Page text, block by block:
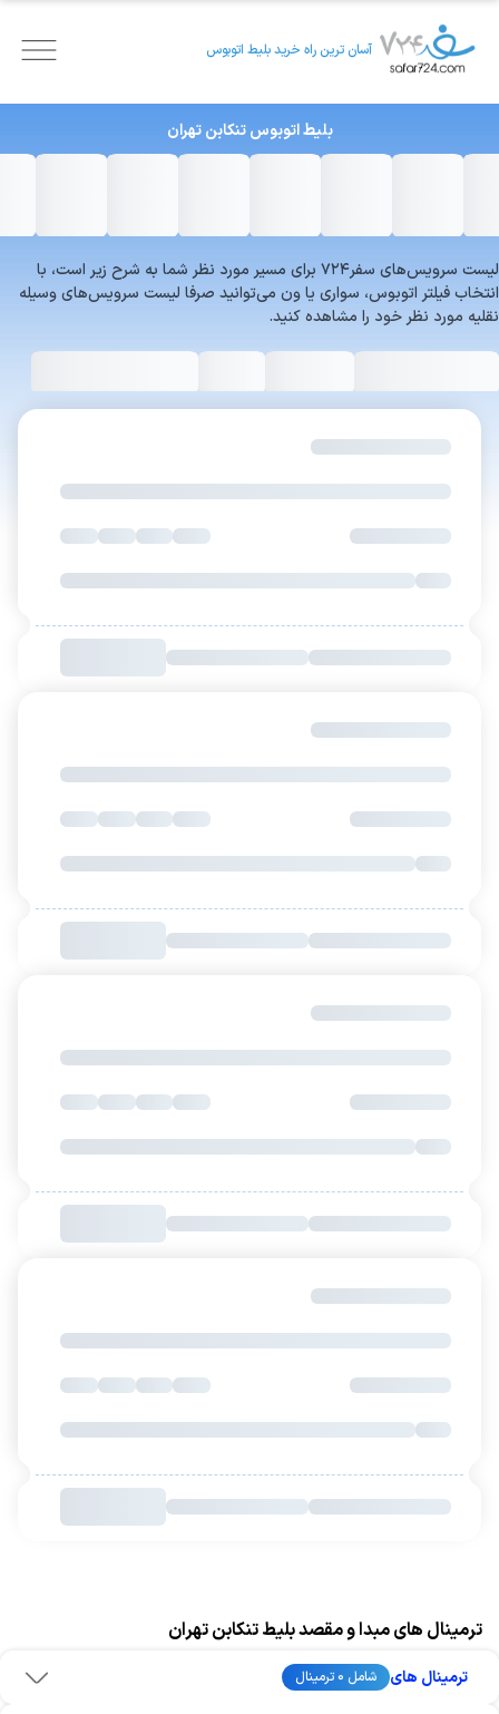
آسان ترین راه خرید بلیط اتوبوس
بلیط اتوبوس تنکابن تهران
لیست سرویس‌های سفر۷۲۴ برای مسیر مورد نظر شما به شرح زیر است، با
انتخاب فیلتر اتوبوس، سواری یا ون می‌توانید صرفا لیست سرویس‌های وسیله
نقلیه مورد نظر خود را مشاهده کنید.
ترمینال های مبدا و مقصد بلیط تنکابن تهران
ترمینال های شامل 0 ترمینال